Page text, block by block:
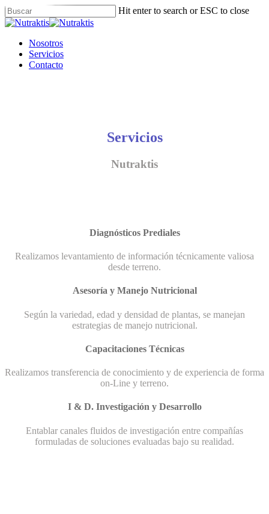
Skip
to
content
Hit enter to search or ESC to close
Close
Menu
Nosotros
Servicios
Contacto
Servicios
Nutraktis
Diagnósticos Prediales
Realizamos levantamiento de información técnicamente valiosa
desde terreno.
Asesoría y Manejo Nutricional
Según la variedad, edad y densidad de plantas, se manejan
estrategias de manejo nutricional.
Capacitaciones Técnicas
Realizamos transferencia de conocimiento y de experiencia de forma
on-Line y terreno.
I & D. Investigación y Desarrollo
Entablar canales fluidos de investigación entre compañías
formuladas de soluciones evaluadas bajo su realidad.